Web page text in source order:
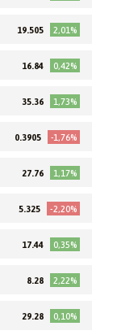
2,01%
19.505
0,42%
16.84
1,73%
35.36
-1,76%
0.3905
1,17%
27.76
-2,20%
5.325
0,35%
17.44
2,22%
8.28
0,10%
29.28